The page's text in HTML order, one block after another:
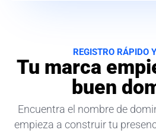
REGISTRO RÁPIDO
Tu marca
buen
Encuentra el nombre de
empieza a construir tu